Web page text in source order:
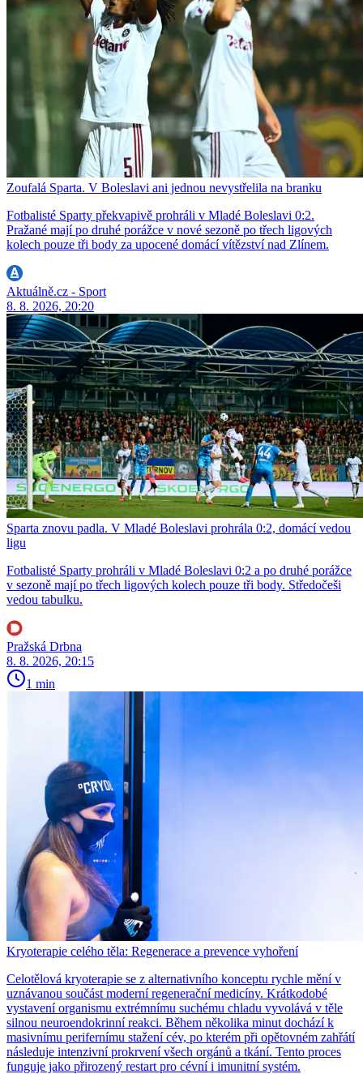
Zoufalá Sparta. V Boleslavi ani jednou nevystřelila na branku
Fotbalisté Sparty překvapivě prohráli v Mladé Boleslavi 0:2.
Pražané mají po druhé porážce v nové sezoně po třech ligových
kolech pouze tři body za upocené domácí vítězství nad Zlínem.
Aktuálně.cz - Sport
8. 8. 2026, 20:20
Sparta znovu padla. V Mladé Boleslavi prohrála 0:2, domácí vedou
ligu
Fotbalisté Sparty prohráli v Mladé Boleslavi 0:2 a po druhé porážce
v sezoně mají po třech ligových kolech pouze tři body. Středočeši
vedou tabulku.
Pražská Drbna
8. 8. 2026, 20:15
1 min
Kryoterapie celého těla: Regenerace a prevence vyhoření
Celotělová kryoterapie se z alternativního konceptu rychle mění v
uznávanou součást moderní regenerační medicíny. Krátkodobé
vystavení organismu extrémnímu suchému chladu vyvolává v těle
silnou neuroendokrinní reakci. Během několika minut dochází k
masivnímu perifernímu stažení cév, po kterém při opětovném zahřátí
následuje intenzivní prokrvení všech orgánů a tkání. Tento proces
funguje jako přirozený restart pro cévní i imunitní systém.